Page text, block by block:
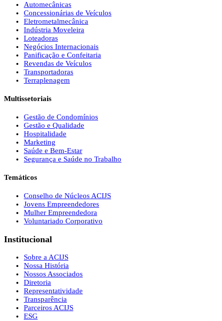
Automecânicas
Concessionárias de Veículos
Eletrometalmecânica
Indústria Moveleira
Loteadoras
Negócios Internacionais
Panificação e Confeitaria
Revendas de Veículos
Transportadoras
Terraplenagem
Multissetoriais
Gestão de Condomínios
Gestão e Qualidade
Hospitalidade
Marketing
Saúde e Bem-Estar
Segurança e Saúde no Trabalho
Temáticos
Conselho de Núcleos ACIJS
Jovens Empreendedores
Mulher Empreendedora
Voluntariado Corporativo
Institucional
Sobre a ACIJS
Nossa História
Nossos Associados
Diretoria
Representatividade
Transparência
Parceiros ACIJS
ESG